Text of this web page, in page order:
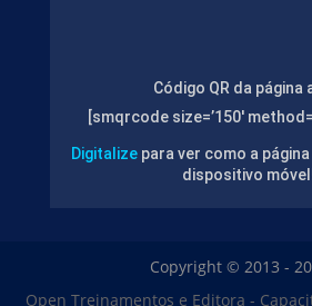
Código QR da página
[smqrcode size=’150′
Digitalize para ver como a
dispositivo
Copyright © 2013 -
Open Treinamentos e Editora -